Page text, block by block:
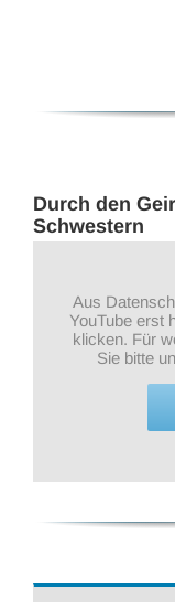
Durch den
Schwestern
Aus
YouTube erst
klicken. Für
Sie bitte